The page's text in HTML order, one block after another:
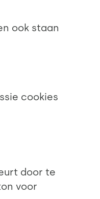
ook staan
cookies
door te
voor